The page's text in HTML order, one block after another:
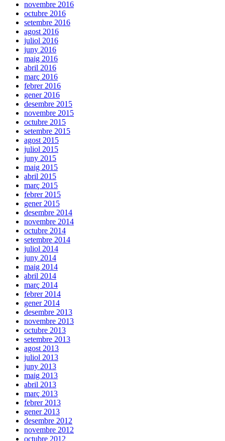
novembre 2016
octubre 2016
setembre 2016
agost 2016
juliol 2016
juny 2016
maig 2016
abril 2016
març 2016
febrer 2016
gener 2016
desembre 2015
novembre 2015
octubre 2015
setembre 2015
agost 2015
juliol 2015
juny 2015
maig 2015
abril 2015
març 2015
febrer 2015
gener 2015
desembre 2014
novembre 2014
octubre 2014
setembre 2014
juliol 2014
juny 2014
maig 2014
abril 2014
març 2014
febrer 2014
gener 2014
desembre 2013
novembre 2013
octubre 2013
setembre 2013
agost 2013
juliol 2013
juny 2013
maig 2013
abril 2013
març 2013
febrer 2013
gener 2013
desembre 2012
novembre 2012
octubre 2012